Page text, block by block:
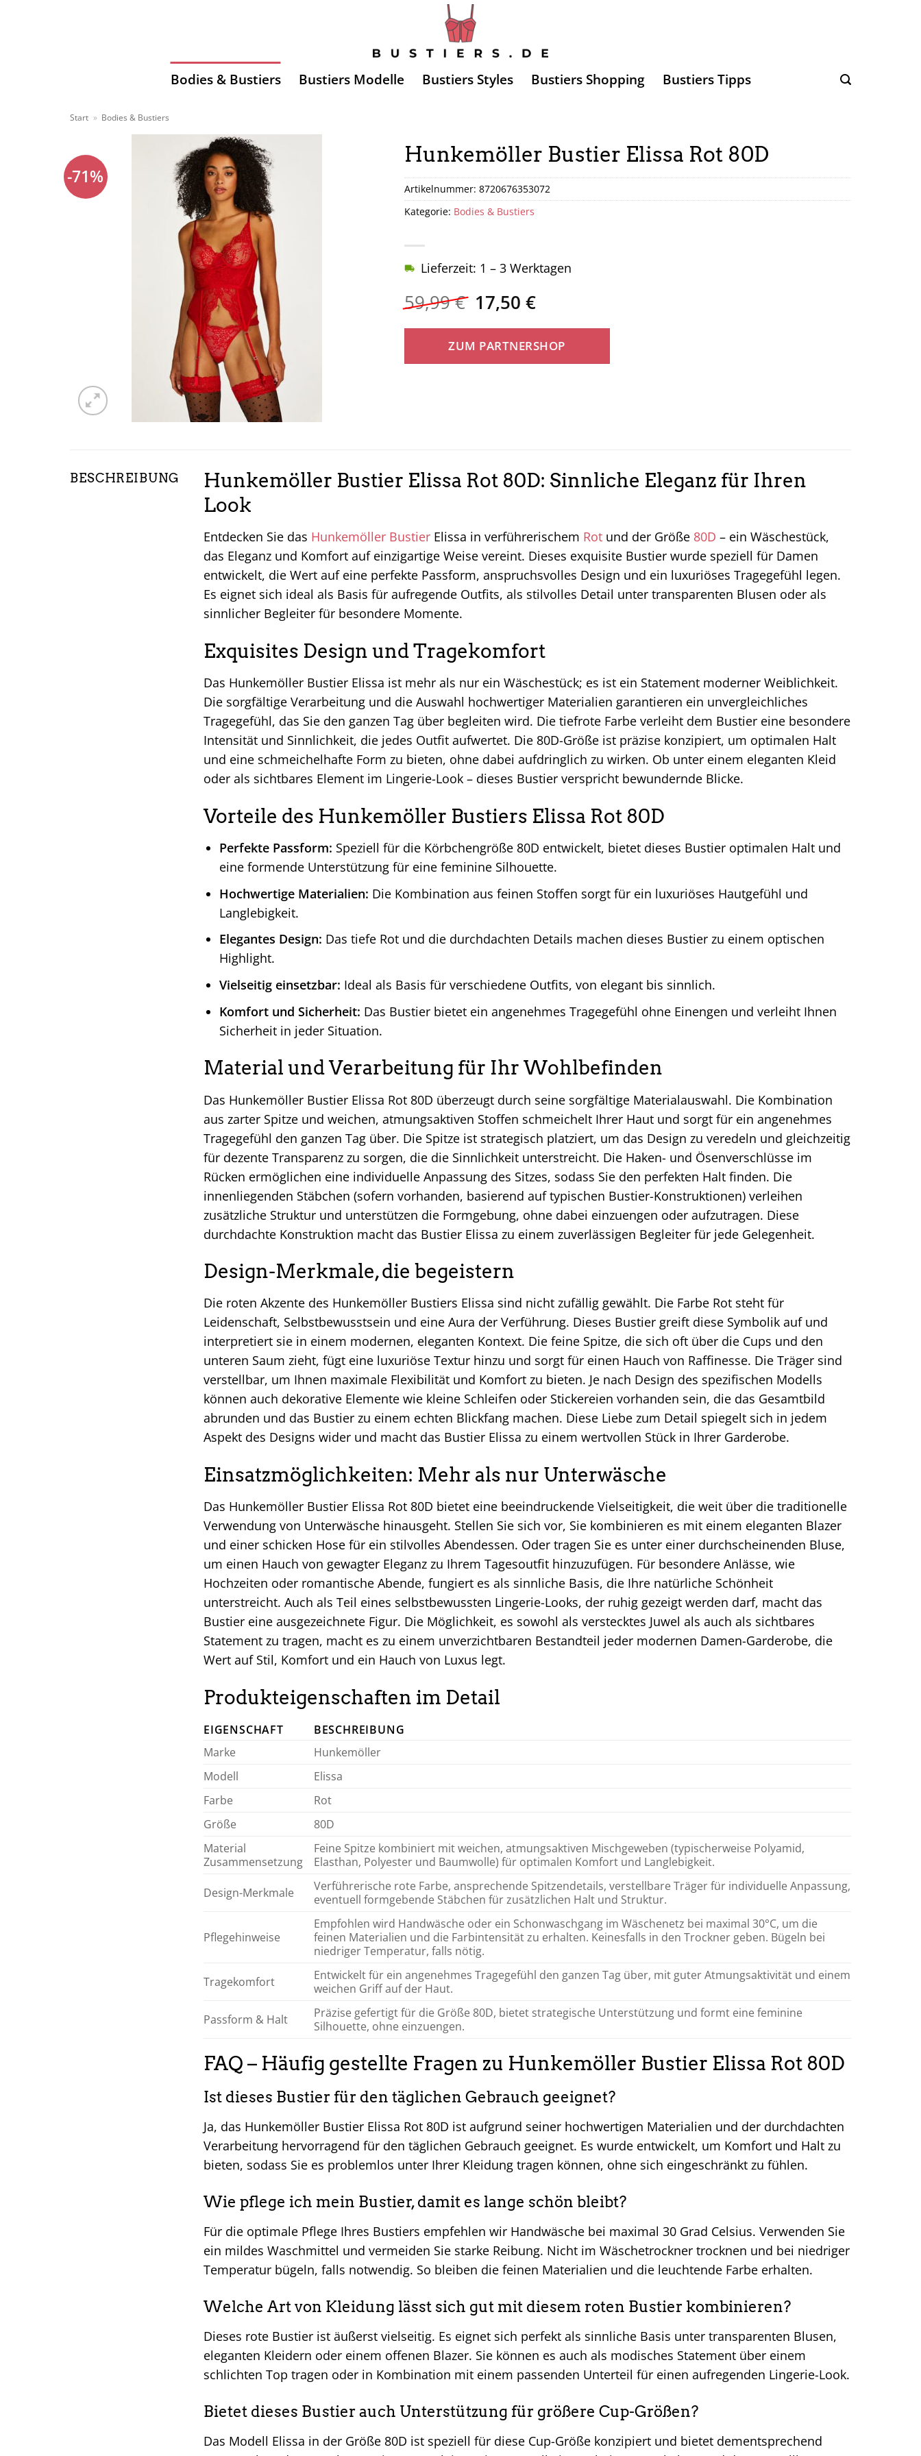
Bodies & Bustiers Bustiers Modelle Bustiers Styles Bustiers Shopping Bustiers Tipps
Start » Bodies & Bustiers
-71%
Hunkemöller Bustier Elissa Rot 80D
59,99€ Ursprünglicher
Preis
war:
59,99 €
17,50€Aktueller
ist:
17,50 €.
Lieferzeit: 1 – 3 Werktagen
ZUM PARTNERSHOP
Artikelnummer: 8720676353072
Kategorie: Bodies & Bustiers
BESCHREIBUNG
Hunkemöller Bustier Elissa Rot 80D: Sinnliche Eleganz für Ihren
Look
Entdecken Sie das Hunkemöller Bustier Elissa in verführerischem Rot und der Größe 80D – ein Wäschestück,
das Eleganz und Komfort auf einzigartige Weise vereint. Dieses exquisite Bustier wurde speziell für Damen
entwickelt, die Wert auf eine perfekte Passform, anspruchsvolles Design und ein luxuriöses Tragegefühl legen.
Es eignet sich ideal als Basis für aufregende Outfits, als stilvolles Detail unter transparenten Blusen oder als
sinnlicher Begleiter für besondere Momente.
Exquisites Design und Tragekomfort
Das Hunkemöller Bustier Elissa ist mehr als nur ein Wäschestück; es ist ein Statement moderner Weiblichkeit.
Die sorgfältige Verarbeitung und die Auswahl hochwertiger Materialien garantieren ein unvergleichliches
Tragegefühl, das Sie den ganzen Tag über begleiten wird. Die tiefrote Farbe verleiht dem Bustier eine besondere
Intensität und Sinnlichkeit, die jedes Outfit aufwertet. Die 80D-Größe ist präzise konzipiert, um optimalen Halt
und eine schmeichelhafte Form zu bieten, ohne dabei aufdringlich zu wirken. Ob unter einem eleganten Kleid
oder als sichtbares Element im Lingerie-Look – dieses Bustier verspricht bewundernde Blicke.
Vorteile des Hunkemöller Bustiers Elissa Rot 80D
Perfekte Passform: Speziell für die Körbchengröße 80D entwickelt, bietet dieses Bustier optimalen Halt und
eine formende Unterstützung für eine feminine Silhouette.
Hochwertige Materialien: Die Kombination aus feinen Stoffen sorgt für ein luxuriöses Hautgefühl und
Langlebigkeit.
Elegantes Design: Das tiefe Rot und die durchdachten Details machen dieses Bustier zu einem optischen
Highlight.
Vielseitig einsetzbar: Ideal als Basis für verschiedene Outfits, von elegant bis sinnlich.
Komfort und Sicherheit: Das Bustier bietet ein angenehmes Tragegefühl ohne Einengen und verleiht Ihnen
Sicherheit in jeder Situation.
Material und Verarbeitung für Ihr Wohlbefinden
Das Hunkemöller Bustier Elissa Rot 80D überzeugt durch seine sorgfältige Materialauswahl. Die Kombination
aus zarter Spitze und weichen, atmungsaktiven Stoffen schmeichelt Ihrer Haut und sorgt für ein angenehmes
Tragegefühl den ganzen Tag über. Die Spitze ist strategisch platziert, um das Design zu veredeln und gleichzeitig
für dezente Transparenz zu sorgen, die die Sinnlichkeit unterstreicht. Die Haken- und Ösenverschlüsse im
Rücken ermöglichen eine individuelle Anpassung des Sitzes, sodass Sie den perfekten Halt finden. Die
innenliegenden Stäbchen (sofern vorhanden, basierend auf typischen Bustier-Konstruktionen) verleihen
zusätzliche Struktur und unterstützen die Formgebung, ohne dabei einzuengen oder aufzutragen. Diese
durchdachte Konstruktion macht das Bustier Elissa zu einem zuverlässigen Begleiter für jede Gelegenheit.
Design-Merkmale, die begeistern
Die roten Akzente des Hunkemöller Bustiers Elissa sind nicht zufällig gewählt. Die Farbe Rot steht für
Leidenschaft, Selbstbewusstsein und eine Aura der Verführung. Dieses Bustier greift diese Symbolik auf und
interpretiert sie in einem modernen, eleganten Kontext. Die feine Spitze, die sich oft über die Cups und den
unteren Saum zieht, fügt eine luxuriöse Textur hinzu und sorgt für einen Hauch von Raffinesse. Die Träger sind
verstellbar, um Ihnen maximale Flexibilität und Komfort zu bieten. Je nach Design des spezifischen Modells
können auch dekorative Elemente wie kleine Schleifen oder Stickereien vorhanden sein, die das Gesamtbild
abrunden und das Bustier zu einem echten Blickfang machen. Diese Liebe zum Detail spiegelt sich in jedem
Aspekt des Designs wider und macht das Bustier Elissa zu einem wertvollen Stück in Ihrer Garderobe.
Einsatzmöglichkeiten: Mehr als nur Unterwäsche
Das Hunkemöller Bustier Elissa Rot 80D bietet eine beeindruckende Vielseitigkeit, die weit über die traditionelle
Verwendung von Unterwäsche hinausgeht. Stellen Sie sich vor, Sie kombinieren es mit einem eleganten Blazer
und einer schicken Hose für ein stilvolles Abendessen. Oder tragen Sie es unter einer durchscheinenden Bluse,
um einen Hauch von gewagter Eleganz zu Ihrem Tagesoutfit hinzuzufügen. Für besondere Anlässe, wie
Hochzeiten oder romantische Abende, fungiert es als sinnliche Basis, die Ihre natürliche Schönheit
unterstreicht. Auch als Teil eines selbstbewussten Lingerie-Looks, der ruhig gezeigt werden darf, macht das
Bustier eine ausgezeichnete Figur. Die Möglichkeit, es sowohl als verstecktes Juwel als auch als sichtbares
Statement zu tragen, macht es zu einem unverzichtbaren Bestandteil jeder modernen Damen-Garderobe, die
Wert auf Stil, Komfort und ein Hauch von Luxus legt.
Produkteigenschaften im Detail
EIGENSCHAFT
BESCHREIBUNG
Marke
Hunkemöller
Modell
Elissa
Farbe
Rot
Größe
80D
Material
Zusammensetzung
Feine Spitze kombiniert mit weichen, atmungsaktiven Mischgeweben (typischerweise Polyamid,
Elasthan, Polyester und Baumwolle) für optimalen Komfort und Langlebigkeit.
Design-Merkmale
Verführerische rote Farbe, ansprechende Spitzendetails, verstellbare Träger für individuelle Anpassung,
eventuell formgebende Stäbchen für zusätzlichen Halt und Struktur.
Pflegehinweise
Empfohlen wird Handwäsche oder ein Schonwaschgang im Wäschenetz bei maximal 30°C, um die
feinen Materialien und die Farbintensität zu erhalten. Keinesfalls in den Trockner geben. Bügeln bei
niedriger Temperatur, falls nötig.
Tragekomfort
Entwickelt für ein angenehmes Tragegefühl den ganzen Tag über, mit guter Atmungsaktivität und einem
weichen Griff auf der Haut.
Passform & Halt
Präzise gefertigt für die Größe 80D, bietet strategische Unterstützung und formt eine feminine
Silhouette, ohne einzuengen.
FAQ – Häufig gestellte Fragen zu Hunkemöller Bustier Elissa Rot 80D
Ist dieses Bustier für den täglichen Gebrauch geeignet?
Ja, das Hunkemöller Bustier Elissa Rot 80D ist aufgrund seiner hochwertigen Materialien und der durchdachten
Verarbeitung hervorragend für den täglichen Gebrauch geeignet. Es wurde entwickelt, um Komfort und Halt zu
bieten, sodass Sie es problemlos unter Ihrer Kleidung tragen können, ohne sich eingeschränkt zu fühlen.
Wie pflege ich mein Bustier, damit es lange schön bleibt?
Für die optimale Pflege Ihres Bustiers empfehlen wir Handwäsche bei maximal 30 Grad Celsius. Verwenden Sie
ein mildes Waschmittel und vermeiden Sie starke Reibung. Nicht im Wäschetrockner trocknen und bei niedriger
Temperatur bügeln, falls notwendig. So bleiben die feinen Materialien und die leuchtende Farbe erhalten.
Welche Art von Kleidung lässt sich gut mit diesem roten Bustier kombinieren?
Dieses rote Bustier ist äußerst vielseitig. Es eignet sich perfekt als sinnliche Basis unter transparenten Blusen,
eleganten Kleidern oder einem offenen Blazer. Sie können es auch als modisches Statement über einem
schlichten Top tragen oder in Kombination mit einem passenden Unterteil für einen aufregenden Lingerie-Look.
Bietet dieses Bustier auch Unterstützung für größere Cup-Größen?
Das Modell Elissa in der Größe 80D ist speziell für diese Cup-Größe konzipiert und bietet dementsprechend